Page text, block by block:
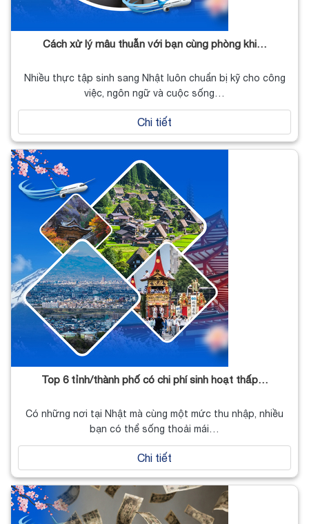
Cách xử lý mâu thuẫn với bạn cùng phòng khi…
Nhiều thực tập sinh sang Nhật luôn chuẩn bị kỹ cho công
việc, ngôn ngữ và cuộc sống…
Chi tiết
Top 6 tỉnh/thành phố có chi phí sinh hoạt thấp…
Có những nơi tại Nhật mà cùng một mức thu nhập, nhiều
bạn có thể sống thoải mái…
Chi tiết